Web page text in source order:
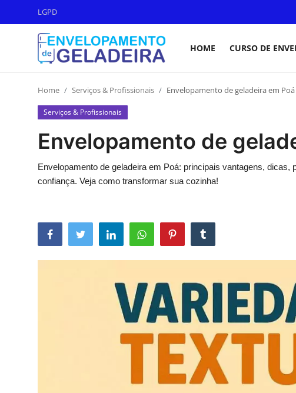
LGPD
HOME CURSO DE
Login
Registro
Geladeira
Materiais & Ferramentas
Home Serviços & Profissionais Envelopamento de geladeira em Poá
Serviços & Profissionais
Envelopamento de
Envelopamento de geladeira em Poá: principais vantagens,
confiança. Veja como transformar sua cozinha!